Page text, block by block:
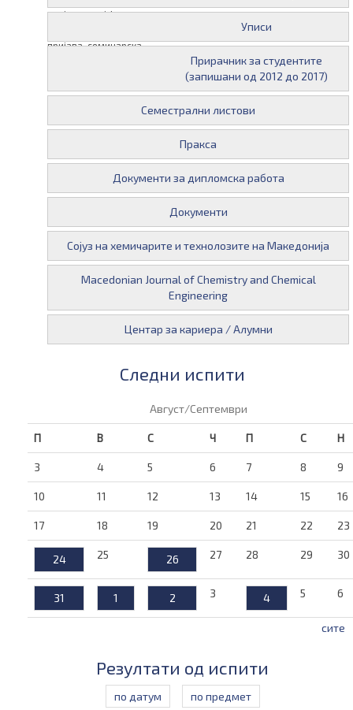
пријавен во i_know, индекс,
пријава, семинарска
Уписи
Прирачник за студентите
(запишани од 2012 до 2017)
Семестрални листови
Пракса
Документи за дипломска работа
Документи
Сојуз на хемичарите и технолозите на Македонија
Macedonian Journal of Chemistry and Chemical
Engineering
Центар за кариера / Алумни
Следни испити
Август/Септември
П В С Ч П С Н
3 4 5 6 7 8 9
10 11 12 13 14 15 16
17 18 19 20 21 22 23
24 25 26 27 28 29 30
31 1 2 3 4 5 6
сите
Резултати од испити
по датум по предмет